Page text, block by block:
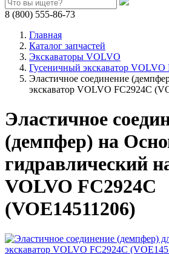
8 (800) 555-86-73
Главная
Каталог запчастей
Экскаваторы VOLVO
Гусеничный экскаватор VOLVO
Эластичное соединение
экскаватор VOLVO FC2924C
Эластичное
(демпфер) на
гидравлический
VOLVO FC2924C
(VOE14511206)